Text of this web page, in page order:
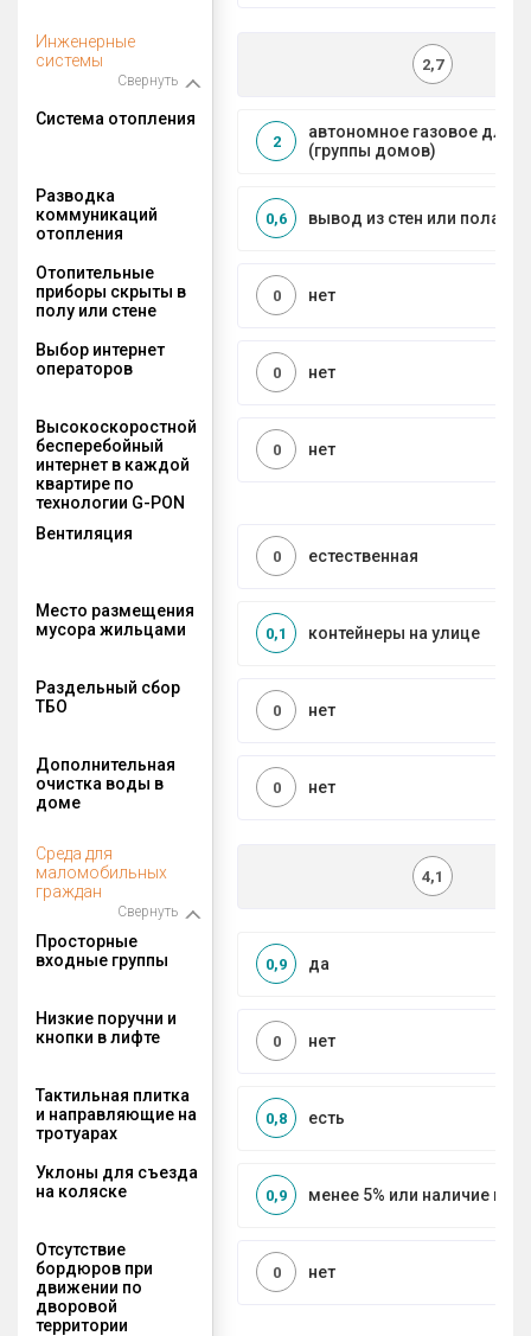
Инженерные
системы
Свернуть
2,7
Система отопления
автономное газовое для
(группы домов)
2
Разводка
коммуникаций
отопления
вывод из стен или пола
0,6
Отопительные
приборы скрыты в
полу или стене
нет
0
Выбор интернет
операторов
нет
0
Высокоскоростной
бесперебойный
интернет в каждой
квартире по
технологии G-PON
нет
0
Вентиляция
естественная
0
Место размещения
мусора жильцами
контейнеры на улице
0,1
Раздельный сбор
ТБО
нет
0
Дополнительная
очистка воды в
доме
нет
0
Среда для
маломобильных
граждан
Свернуть
4,1
Просторные
входные группы
да
0,9
Низкие поручни и
кнопки в лифте
нет
0
Тактильная плитка
и направляющие на
тротуарах
есть
0,8
Уклоны для съезда
на коляске
менее 5% или наличие
0,9
Отсутствие
бордюров при
движении по
дворовой
территории
нет
0